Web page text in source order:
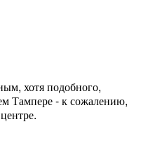
хотя подобного,
Тампере - к сожалению,